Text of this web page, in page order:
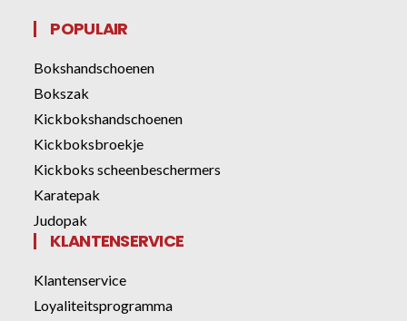
POPULAIR
Bokshandschoenen
Bokszak
Kickbokshandschoenen
Kickboksbroekje
Kickboks scheenbeschermers
Karatepak
Judopak
KLANTENSERVICE
Klantenservice
Loyaliteitsprogramma